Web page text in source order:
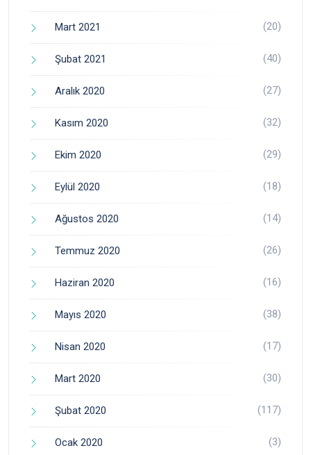
Mart 2021 (20)
Şubat 2021 (40)
Aralık 2020 (27)
Kasım 2020 (32)
Ekim 2020 (29)
Eylül 2020 (18)
Ağustos 2020 (14)
Temmuz 2020 (26)
Haziran 2020 (16)
Mayıs 2020 (38)
Nisan 2020 (17)
Mart 2020 (30)
Şubat 2020 (117)
Ocak 2020 (3)